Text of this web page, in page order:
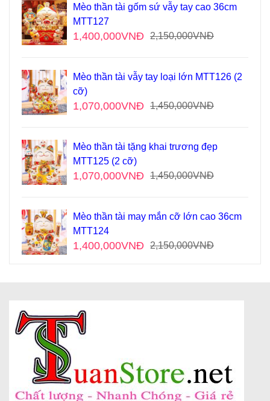
Mèo thần tài gốm sứ vẫy tay cao 36cm
MTT127
2,150,000VNĐ
1,400,000VNĐ
Mèo thần tài vẫy tay loại lớn MTT126 (2
cỡ)
1,450,000VNĐ
1,070,000VNĐ
Mèo thần tài tặng khai trương đẹp
MTT125 (2 cỡ)
1,450,000VNĐ
1,070,000VNĐ
Mèo thần tài may mắn cỡ lớn cao 36cm
MTT124
2,150,000VNĐ
1,400,000VNĐ